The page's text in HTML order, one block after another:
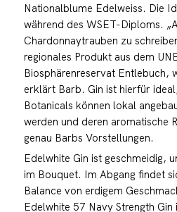
Nationalblume Edelweiss. Die
während des WSET-Diploms.
Chardonnaytrauben zu
regionales Produkt aus dem
Biosphärenreservat Entlebuch,
erklärt Barb. Gin ist hierfür
Botanicals können lokal
werden und deren aromatische
genau Barbs Vorstellungen.
Edelwhite Gin ist geschmeidig,
im Bouquet. Im Abgang findet
Balance von erdigem
Edelwhite 57 Navy Strength